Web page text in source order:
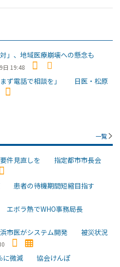
対」、地域医療崩壊への懸念も
日 19:48
まず電話で相談を」 日医・松原
一覧
要件見直しを 指定都市市長会
患者の待機期間短縮目指す
ボラ熱でWHO事務局長
浜市医がシステム開発 被災状況
に微減 協会けんぽ